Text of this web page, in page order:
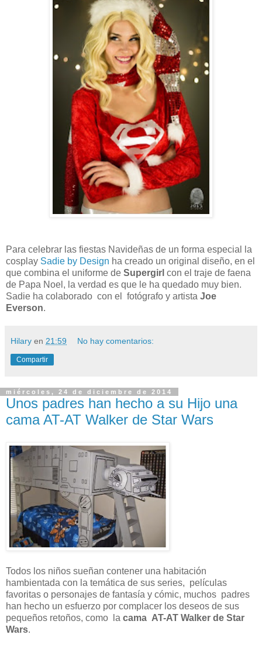
Para celebrar las fiestas Navideñas de un forma especial la
cosplay Sadie by Design ha creado un original diseño, en el
que combina el uniforme de Supergirl con el traje de faena
de Papa Noel, la verdad es que le ha quedado muy bien.
Sadie ha colaborado con el fotógrafo y artista Joe
Everson.
Hilary en 21:59 No hay comentarios:
Compartir
miércoles, 24 de diciembre de 2014
Unos padres han hecho a su Hijo una
cama AT-AT Walker de Star Wars
Todos los niños sueñan contener una habitación
hambientada con la temática de sus series, películas
favoritas o personajes de fantasía y cómic, muchos padres
han hecho un esfuerzo por complacer los deseos de sus
pequeños retoños, como la cama AT-AT Walker de Star
Wars.